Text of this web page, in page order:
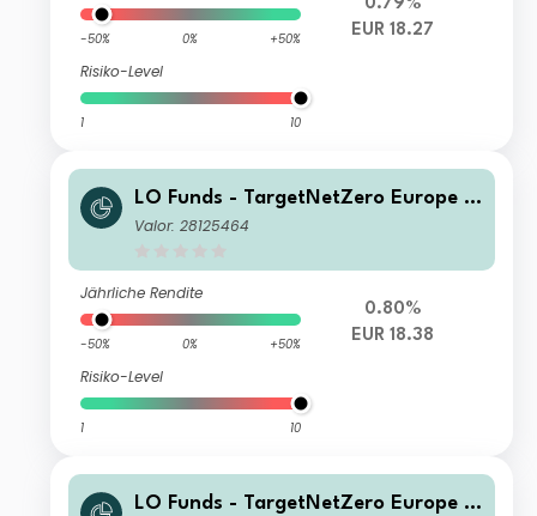
-50% 0% +50%
Risiko-Level
1 10
0.79%
EUR 18.27
LO Funds - TargetNetZero Europe E
quity (EUR) MD
Valor: 28125464
Jährliche Rendite
-50% 0% +50%
Risiko-Level
1 10
0.80%
EUR 18.38
LO Funds - TargetNetZero Europe E